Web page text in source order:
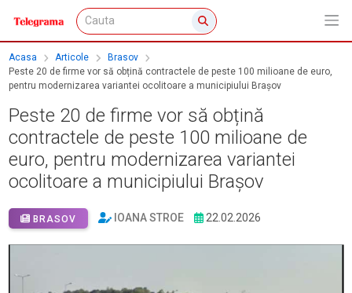
Acasa Articole
Brasov
Peste 20 de firme vor să obțină contractele de peste 100 milioane de euro,
pentru modernizarea variantei ocolitoare a municipiului Brașov
Peste 20 de firme vor să obțină
contractele de peste 100 milioane de
euro, pentru modernizarea variantei
ocolitoare a municipiului Brașov
BRASOV IOANA STROE 22.02.2026